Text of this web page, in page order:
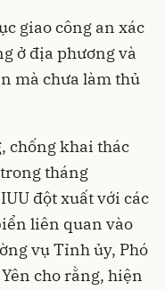
giao công an xác
ở địa phương và
mà chưa làm thủ
chống khai thác
tháng
đột xuất với các
liên quan vào
vụ Tỉnh ủy, Phó
cho rằng, hiện